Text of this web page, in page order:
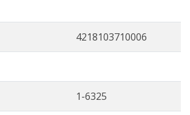
4218103710006
1-6325